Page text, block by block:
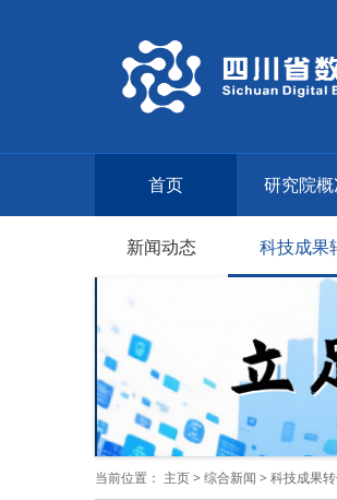
首页 研究院
新闻动态 科技成果
当前位置： 主页> 综合新闻 > 科技成果